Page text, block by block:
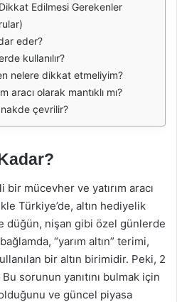
Dikkat Edilmesi Gerekenler
eder?
kullanılır?
nelere dikkat etmeliyim?
aracı olarak mantıklı mı?
nakde çevrilir?
mücevher ve yatırım aracı
Türkiye’de, altın hediyelik
düğün, nişan gibi özel günlerde
“yarım altın” terimi,
bir altın birimidir. Peki, 2
sorunun yanıtını bulmak için
ve güncel piyasa